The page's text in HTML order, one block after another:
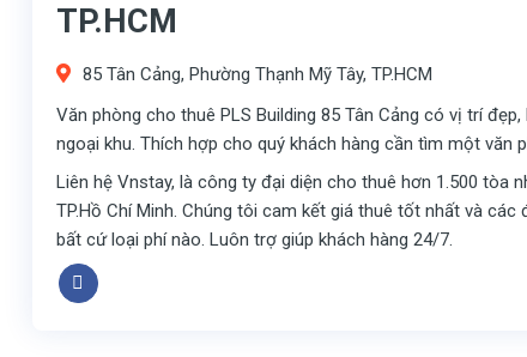
TP.HCM
85 Tân Cảng, Phường Thạnh Mỹ Tây, TP.HCM
Văn phòng cho thuê PLS Building 85 Tân Cảng có vị trí
ngoại khu. Thích hợp cho quý khách hàng cần tìm một văn
Liên hệ Vnstay, là công ty đại diện cho thuê hơn 1.500 tòa
TP.Hồ Chí Minh. Chúng tôi cam kết giá thuê tốt nhất và
bất cứ loại phí nào. Luôn trợ giúp khách hàng 24/7.